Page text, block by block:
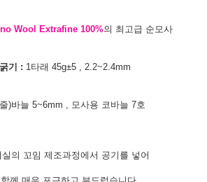
Wool Extrafine 100%의 최고급 순모사
기 : 1타래 45g±5 , 2.2~2.4mm
)바늘 5~6mm , 모사용 코바늘 7호
실의 꼬임 제조과정에서 공기를 넣어